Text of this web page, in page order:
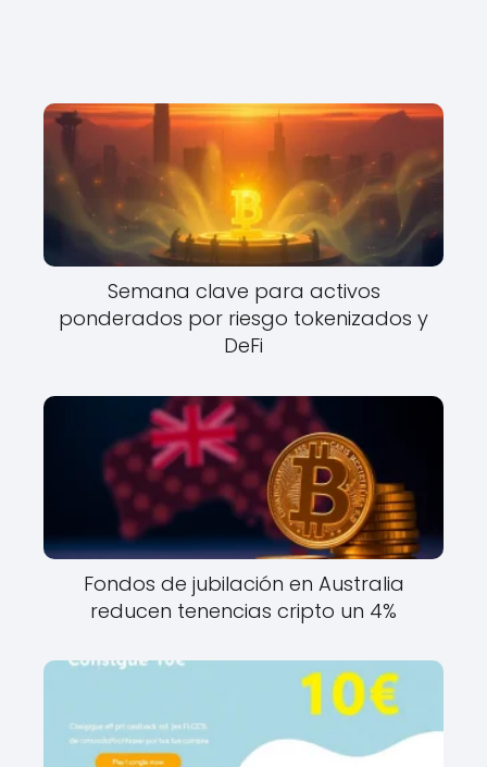
Semana clave para activos
ponderados por riesgo tokenizados y
DeFi
Fondos de jubilación en Australia
reducen tenencias cripto un 4%